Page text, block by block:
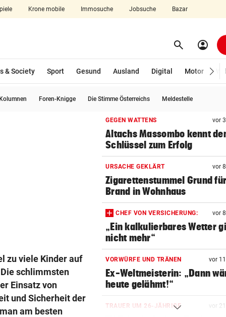
Krone mobile Immosuche Jobsuche Bazar
aufklappen search Suchen
account_circle
& Society Sport Gesund Ausland Digital Motor
Kolumnen Foren-Knigge Die Stimme Österreichs Meldestelle
zu viele Kinder auf
schlimmsten
Einsatz von
und Sicherheit der
am besten
GEGEN WATTENS vor
Altachs Massombo kennt
Schlüssel zum Erfolg
URSACHE GEKLÄRT vor
Zigarettenstummel Grund für
Brand in Wohnhaus
CHEF VON VERSICHERUNG: vor
„Ein kalkulierbares Wetter
nicht mehr“
VORWÜRFE UND TRÄNEN vor
Ex-Weltmeisterin: „Dann
heute gelähmt!“
TRAUER UM 26-JÄHRIGE vor